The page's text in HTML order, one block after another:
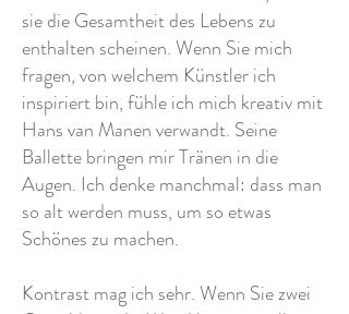
sie die Gesamtheit des Lebens zu
enthalten scheinen. Wenn Sie mich
fragen, von welchem Künstler ich
inspiriert bin, fühle ich mich kreativ mit
Hans van Manen verwandt. Seine
Ballette bringen mir Tränen in die
Augen. Ich denke manchmal: dass man
so alt werden muss, um so etwas
Schönes zu machen.
Kontrast mag ich sehr. Wenn Sie zwei